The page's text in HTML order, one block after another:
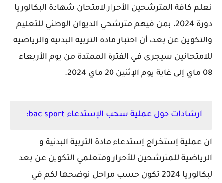
نعلم كافة المترشحين الأحرار لامتحان شهادة البكالوريا
دورة 2024، بمن فيهم مترشحي الديوان الوطني للتعليم
والتكوين عن بعد، أن اختبار مادة التربية البدنية والرياضية
للامتحانين سيجرى في الفترة الممتدة من يوم الأربعاء
08 ماي إلى غاية يوم الإثنين 20 ماي 2024.
ارشادات حول عملية سحب الإستدعاء bac sport:
ان عملية إستخراج إستدعاء مادة التربية البدنية و
الرياضية للمترشحين للأحرار ومتعلمي التكوين عن بعد
لبكالوريا 2024 تكون حسب مراحل نوضحها لكم في